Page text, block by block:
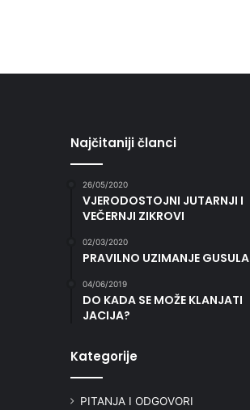
Najčitaniji članci
26/05/2020
VJERODOSTOJNI JUTARNJI I
VEČERNJI ZIKROVI
02/03/2020
PRAVILNO UZIMANJE GUSULA
04/06/2019
DO KADA SE MOŽE KLANJATI
JACIJA?
Kategorije
PITANJA I ODGOVORI